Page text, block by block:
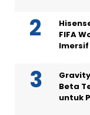
FIFA
Beta
untuk